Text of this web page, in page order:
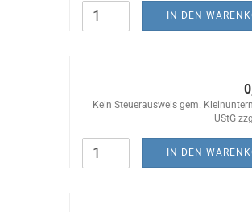
IN DEN
Kein Steuerausweis gem.
UStG
IN DEN